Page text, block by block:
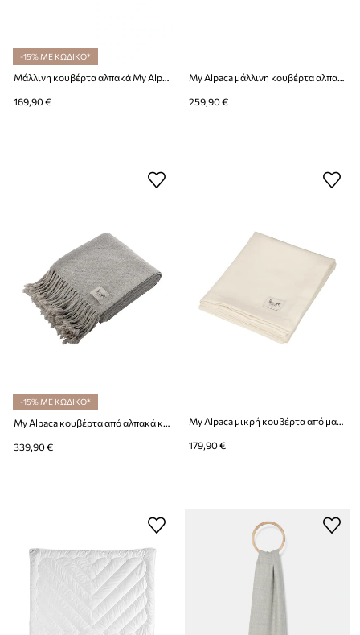
-15% ΜΕ ΚΩΔΙΚΟ*
169,90 € 259,90 €
-15% ΜΕ ΚΩΔΙΚΟ*
339,90 €
My Alpaca μικρή κουβέρτα από μαλλί μωρού αλπακά
179,90 €